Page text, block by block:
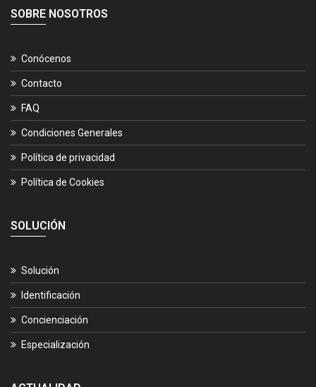
SOBRE NOSOTROS
Conócenos
Contacto
FAQ
Condiciones Generales
Política de privacidad
Política de Cookies
SOLUCIÓN
Solución
Identificación
Concienciación
Especialización